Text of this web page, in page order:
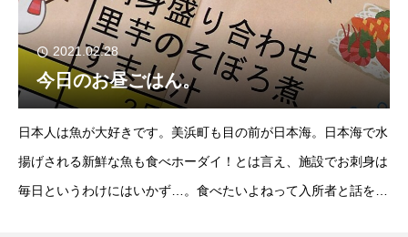
2021.02.28
今日のお昼ごはん。
日本人は魚が大好きです。美浜町も目の前が日本海。日本海で水
揚げされる新鮮な魚も食べホーダイ！とは言え、施設でお刺身は
毎日というわけにはいかず…。食べたいよねって入所者と話をし